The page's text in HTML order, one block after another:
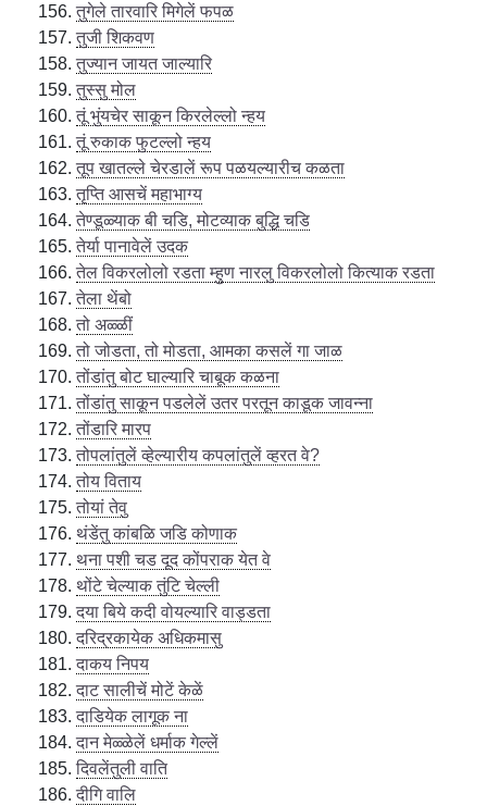
तुगेले तारवारि मिगेलें फपळ
तुजी शिकवण
तुज्यान जायत जाल्यारि
तुस्सु मोल
तूं भुंयचेर साकून किरलेल्लो न्हय
तूं रुकाक फुटल्लो न्हय
तूप खातल्ले चेरडालें रूप पळयल्यारीच कळता
तृप्ति आसचें महाभाग्य
तेण्डूळ्याक बी चडि, मोटव्याक बुद्धि चडि
तेर्या पानावेलें उदक
तेल विकरलोलो रडता म्हुण नारलु विकरलोलो कित्याक रडता
तेला थेंबो
तो अळ्ळीं
तो जोडता, तो मोडता, आमका कसलें गा जाळ
तोंडांतु बोट घाल्यारि चाबूक कळना
तोंडांतु साकून पडलेलें उतर परतून काडूक जावन्ना
तोंडारि मारप
तोपलांतुलें व्हेल्यारीय कपलांतुलें व्हरत वे?
तोय विताय
तोयां तेवु
थंडेंतु कांबळि जडि कोणाक
थना पशी चड दूद कोंपराक येत वे
थोंटे चेल्याक तुंटि चेल्ली
दया बिये कदी वोयल्यारि वाड्डता
दरिद्रकायेक अधिकमासु
दाकय निपय
दाट सालीचें मोटें केळें
दाडियेक लागूक ना
दान मेळ्ळेलें धर्माक गेल्लें
दिवलेंतुली वाति
दीगि वालि